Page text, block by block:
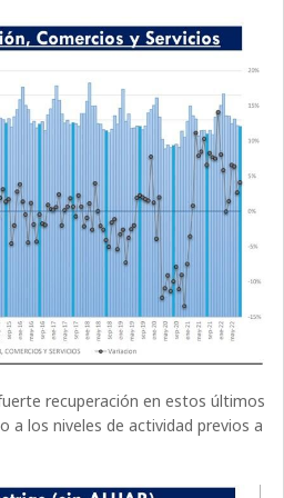
recuperación en estos últimos
a los niveles de actividad previos a